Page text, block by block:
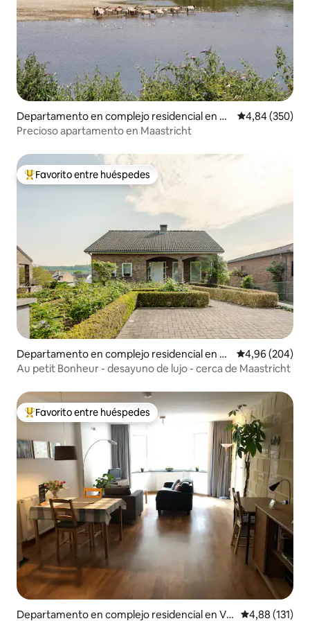
Departamento en complejo residencial en M
aastricht
Calificación
4,84 (350)
Precioso apartamento en Maastricht
Favorito entre los huéspedes más destacados
Favorito entre huéspedes
Departamento en complejo residencial en Ba
ssenge
Calificación
4,96 (204)
Au petit Bonheur - desayuno de lujo - cerca de Maastricht
Favorito entre los huéspedes más destacados
Favorito entre huéspedes
Departamento en complejo residencial en Val Calificación
4,88 (131)